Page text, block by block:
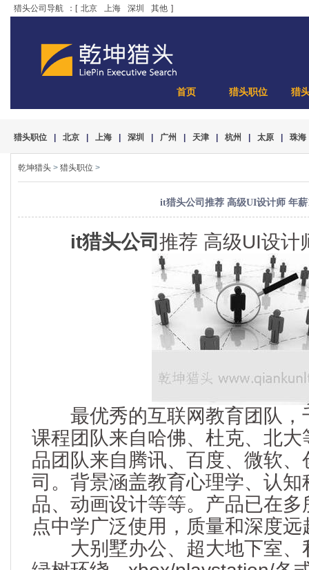
猎头公司导航 ：[ 北京 上海 深圳 其他 ]
首页 猎头职位 猎
猎头职位 北京 上海 深圳 广州 天津 杭州 太原 珠海
乾坤猎头 > 猎头职位 >
it猎头公司推荐 高级UI设计师 年薪
it猎头公司推荐 高级UI设计
最优秀的互联网教育团队，
课程团队来自哈佛、杜克、北
品团队来自腾讯、百度、微软
司。背景涵盖教育心理学、认
品、动画设计等等。产品已在
点中学广泛使用，质量和深度
大别墅办公、超大地下室、